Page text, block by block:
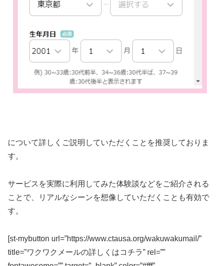
について詳しくご説明していただくことを推奨しておりま
す。
サービスを実際に利用してみた体験談などをご紹介される
ことで、リアルなシーンを想像していただくことも有効で
す。
[st-mybutton url=”https://www.ctausa.org/wakuwakumail/”
title=”ワクワクメールの詳しくはコチラ” rel=””